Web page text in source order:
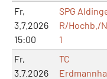
Fr,
3.7.2026
15:00
SPG
R/Hochb./
1
Fr,
3.7.2026
TC